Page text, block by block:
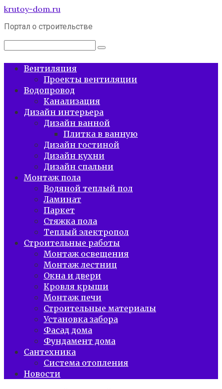
Перейти
контенту
krutoy-dom.ru
Портал о строительстве
Поиск:
Вентиляция
Проекты вентиляции
Водопровод
Канализация
Дизайн интерьера
Дизайн ванной
Плитка в ванную
Дизайн гостиной
Дизайн кухни
Дизайн спальни
Монтаж пола
Водяной теплый пол
Ламинат
Паркет
Стяжка пола
Теплый электропол
Строительные работы
Монтаж освещения
Монтаж лестниц
Окна и двери
Кровля крыши
Монтаж печи
Строительные материалы
Установка забора
Фасад дома
Фундамент дома
Сантехника
Система отопления
Новости